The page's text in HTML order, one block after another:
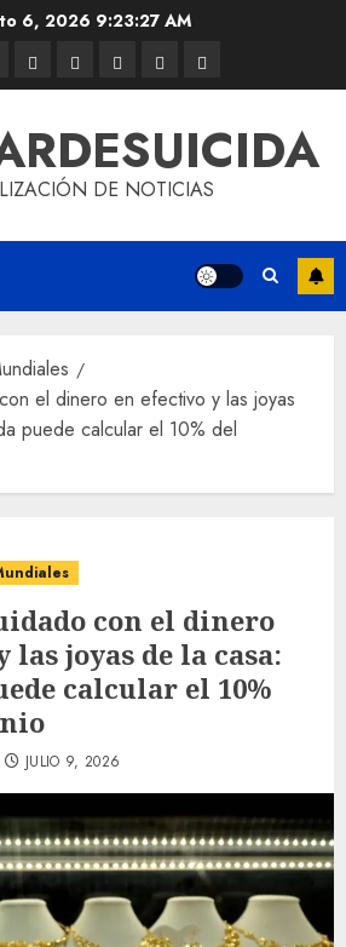
6, 2026 9:23:27 AM
DE NOTICIAS
el dinero en efectivo y las joyas
puede calcular el 10% del
con el dinero
las joyas de la casa:
calcular el 10%
JULIO 9, 2026